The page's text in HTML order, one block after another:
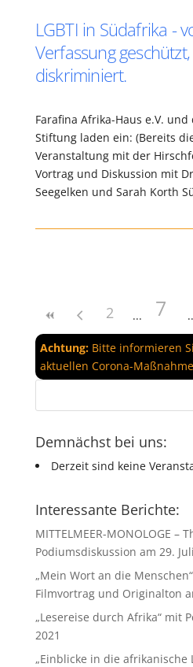
LGBTI in Südafrika -
Verfassung
diskriminiert.
Farafina Afrika-Haus e.V.
Stiftung laden ein: (Bereits
Veranstaltung mit der
Vortrag und Diskussion mit
Seegelken und Sarah Korth
2 7
Achtung:Bitte informieren
aktuellen Corona-
Demnächst bei uns:
Derzeit sind keine
Interessante Berichte:
MITTELMEER-MONOLOGE –
Podiumsdiskussion am 29.
„Mein Wort an die
Filmvortrag und Originalton
„Lesereise durch Afrika“ mit
2021
„Einblicke in die afrikanische